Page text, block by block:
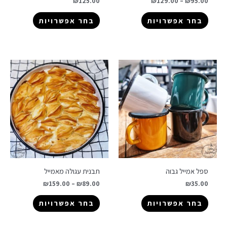
בחר אפשרויות בחר אפשרויות
ספל אמייל גבוה
₪35.00
בחר אפשרויות
תבנית עגולה מאמייל
₪89.00
–
₪159.00
בחר אפשרויות